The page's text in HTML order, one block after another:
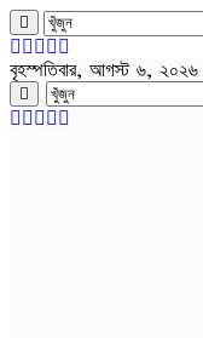
বৃহস্পতিবার, আগস্ট ৬, ২০২৬